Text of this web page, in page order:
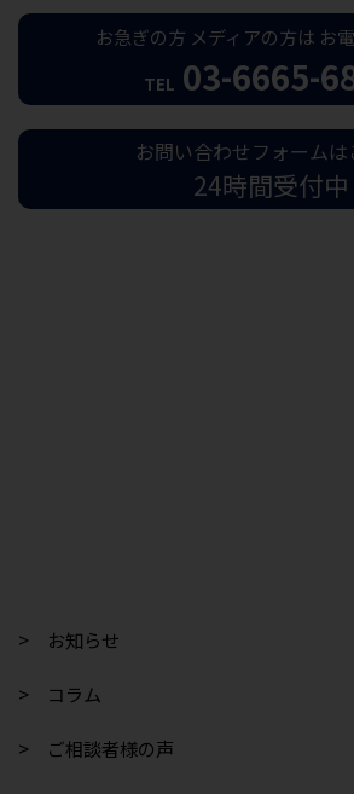
お急ぎの方 メディアの方は お
TEL 03-6665-
お問い合わせフォームは
24時間受付中
> お知らせ
> コラム
> ご相談者様の声